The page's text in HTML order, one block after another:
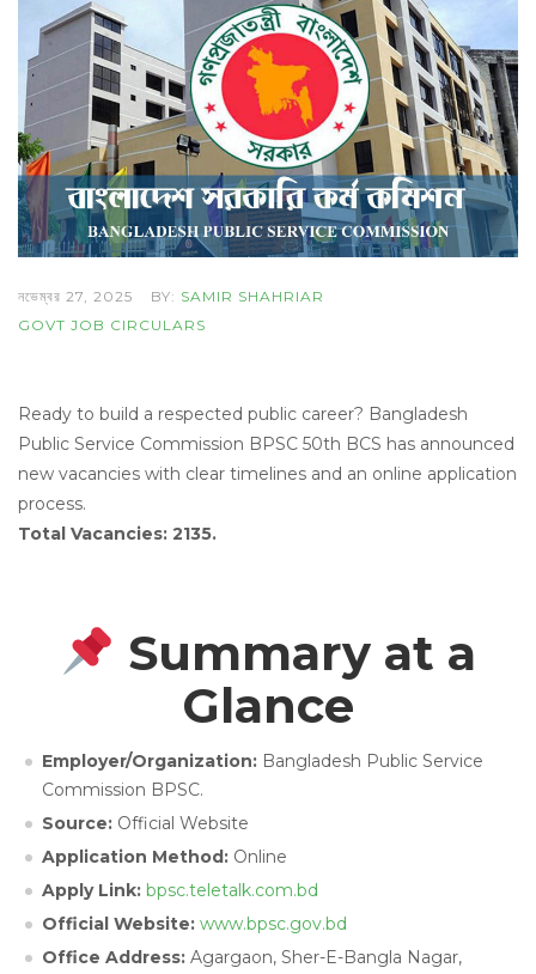
নভেম্বর 27, 2025 BY: SAMIR SHAHRIAR
GOVT JOB CIRCULARS
Ready to build a respected public career? Bangladesh
Public Service Commission BPSC 50th BCS has announced
new vacancies with clear timelines and an online application
process.
Total Vacancies: 2135.
Summary at a
Glance
Employer/Organization: Bangladesh Public Service
Commission BPSC.
Source: Official Website
Application Method: Online
Apply Link: bpsc.teletalk.com.bd
Official Website: www.bpsc.gov.bd
Office Address: Agargaon, Sher-E-Bangla Nagar,